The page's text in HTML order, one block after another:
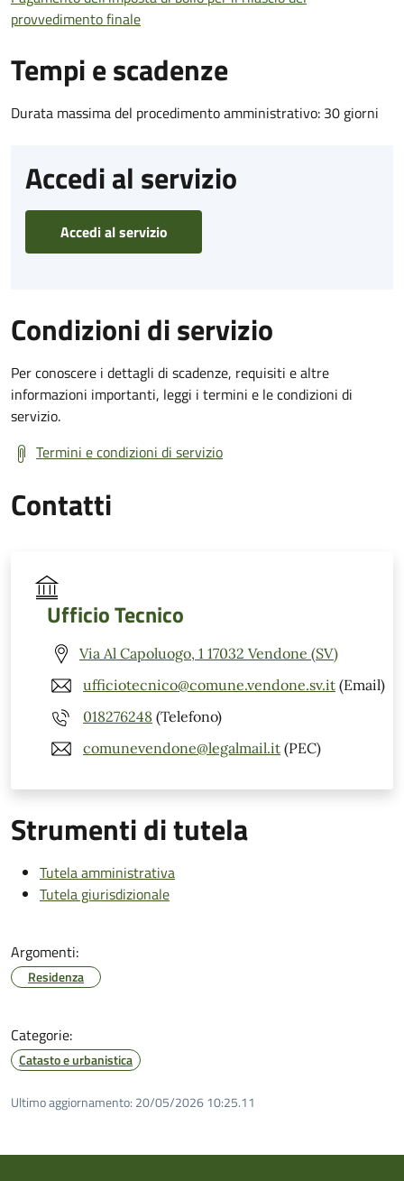
provvedimento finale
Tempi e scadenze
Durata massima del procedimento amministrativo: 30 giorni
Accedi al servizio
Accedi al servizio
Condizioni di servizio
Per conoscere i dettagli di scadenze, requisiti e altre
informazioni importanti, leggi i termini e le condizioni di
servizio.
Termini e condizioni di servizio
Contatti
Ufficio Tecnico
Via Al Capoluogo, 1 17032 Vendone (SV)
ufficiotecnico@comune.vendone.sv.it (Email)
018276248 (Telefono)
comunevendone@legalmail.it (PEC)
Strumenti di tutela
Tutela amministrativa
Tutela giurisdizionale
Argomenti:
Residenza
Categorie:
Catasto e urbanistica
Ultimo aggiornamento: 20/05/2026 10:25.11